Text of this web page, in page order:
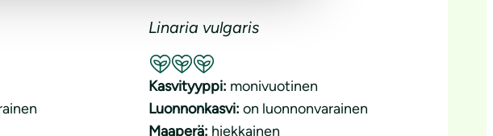
Linaria vulgaris
Suositeltavuus: Erinomainen pölyttäjäkasvi
Kasvityyppi: monivuotinen
Luonnonkasvi: on luonnonvarainen
Maaperä: hiekkainen